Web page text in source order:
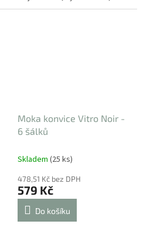
průměr dna 9 cm. Je vybavena
Moka konvice Vitro Noir -
6 šálků
Skladem (25 ks)
478,51 Kč bez DPH
579 Kč
Do košíku